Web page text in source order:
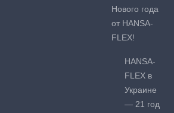
Нового года
от HANSA-
FLEX!
HANSA-
FLEX в
Украине
— 21 год